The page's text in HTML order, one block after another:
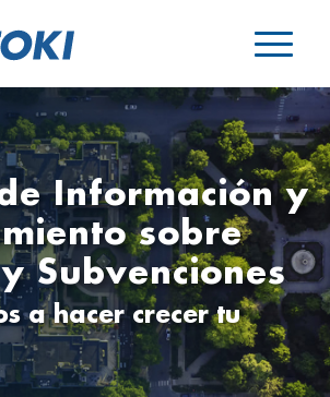
Información y
sobre
Subvenciones
a hacer crecer tu